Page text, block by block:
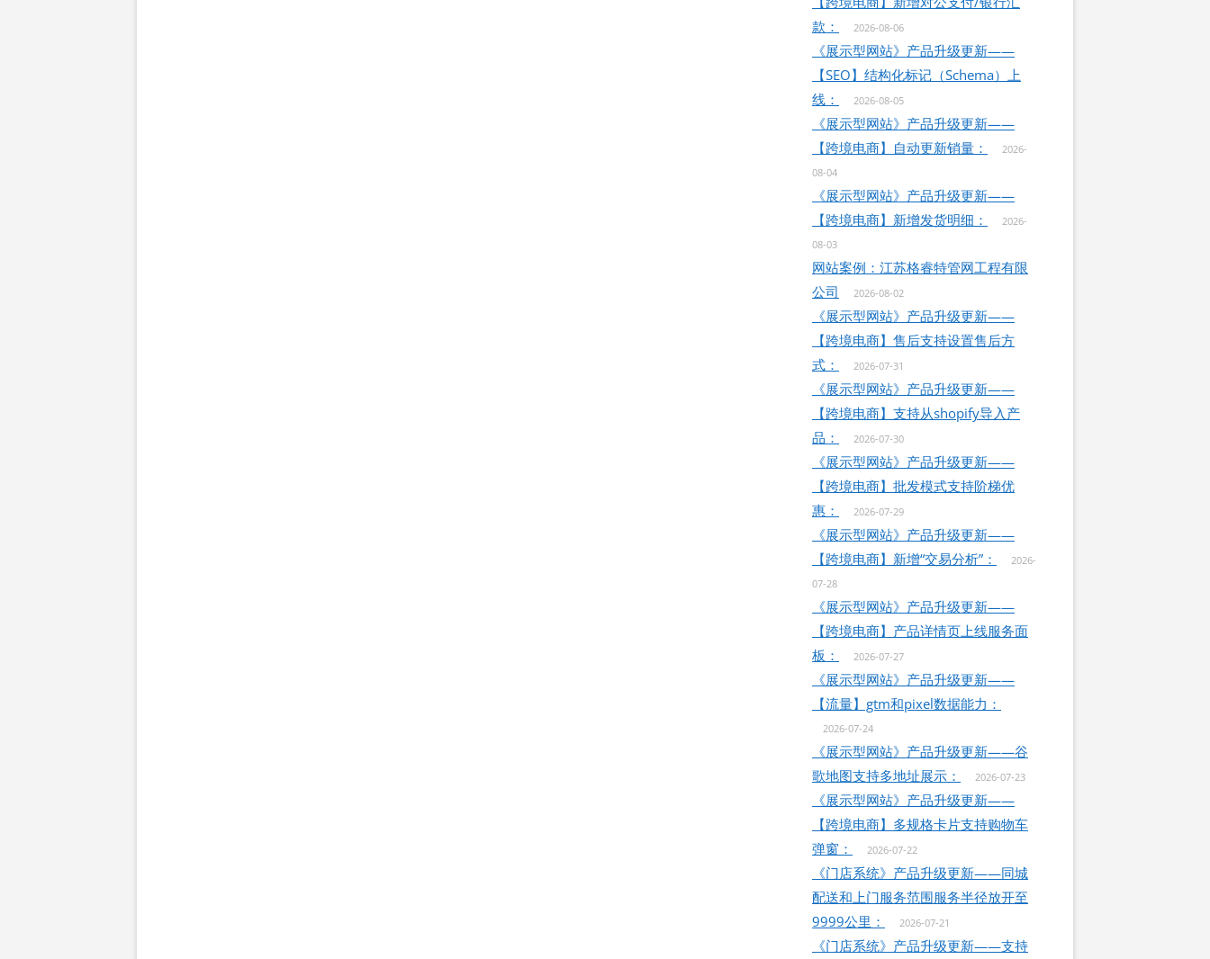
款：
2026-08-06
《展示型网站》产品升级更新——
【SEO】结构化标记（Schema）上
线：
2026-08-05
《展示型网站》产品升级更新——
【跨境电商】自动更新销量：
2026-
08-04
《展示型网站》产品升级更新——
【跨境电商】新增发货明细：
2026-
08-03
网站案例：江苏格睿特管网工程有限
公司
2026-08-02
《展示型网站》产品升级更新——
【跨境电商】售后支持设置售后方
式：
2026-07-31
《展示型网站》产品升级更新——
【跨境电商】支持从shopify导入产
品：
2026-07-30
《展示型网站》产品升级更新——
【跨境电商】批发模式支持阶梯优
惠：
2026-07-29
《展示型网站》产品升级更新——
【跨境电商】新增“交易分析”：
2026-
07-28
《展示型网站》产品升级更新——
【跨境电商】产品详情页上线服务面
板：
2026-07-27
《展示型网站》产品升级更新——
【流量】gtm和pixel数据能力：
2026-07-24
《展示型网站》产品升级更新——谷
歌地图支持多地址展示：
2026-07-23
《展示型网站》产品升级更新——
【跨境电商】多规格卡片支持购物车
弹窗：
2026-07-22
《门店系统》产品升级更新——同城
配送和上门服务范围服务半径放开至
9999公里：
2026-07-21
《门店系统》产品升级更新——支持